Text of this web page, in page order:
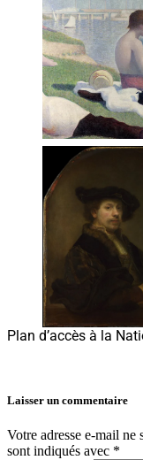
Plan d’accès à la
Laisser un commentaire
Votre adresse e-mail ne
sont indiqués avec *